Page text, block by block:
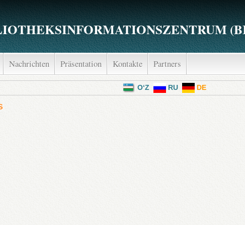
Nachrichten Präsentation Kontakte Partners
O‘Z RU DE